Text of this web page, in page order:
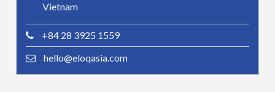
Vietnam
+84 28 3925 1559
hello@eloqasia.com